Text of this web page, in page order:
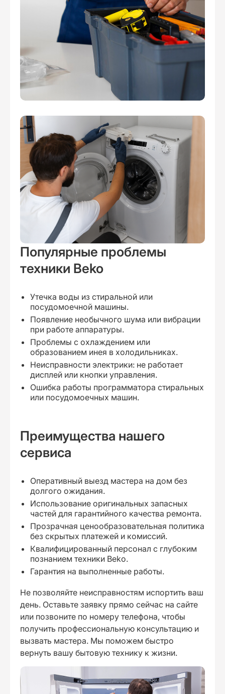
Популярные проблемы
техники Beko
Утечка воды из стиральной или
посудомоечной машины.
Появление необычного шума или вибрации
при работе аппаратуры.
Проблемы с охлаждением или
образованием инея в холодильниках.
Неисправности электрики: не работает
дисплей или кнопки управления.
Ошибка работы программатора стиральных
или посудомоечных машин.
Преимущества нашего
сервиса
Оперативный выезд мастера на дом без
долгого ожидания.
Использование оригинальных запасных
частей для гарантийного качества ремонта.
Прозрачная ценообразовательная политика
без скрытых платежей и комиссий.
Квалифицированный персонал с глубоким
познанием техники Beko.
Гарантия на выполненные работы.
Не позволяйте неисправностям испортить ваш
день. Оставьте заявку прямо сейчас на сайте
или позвоните по номеру телефона, чтобы
получить профессиональную консультацию и
вызвать мастера. Мы поможем быстро
вернуть вашу бытовую технику к жизни.